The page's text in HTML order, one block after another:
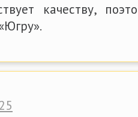
качеству,